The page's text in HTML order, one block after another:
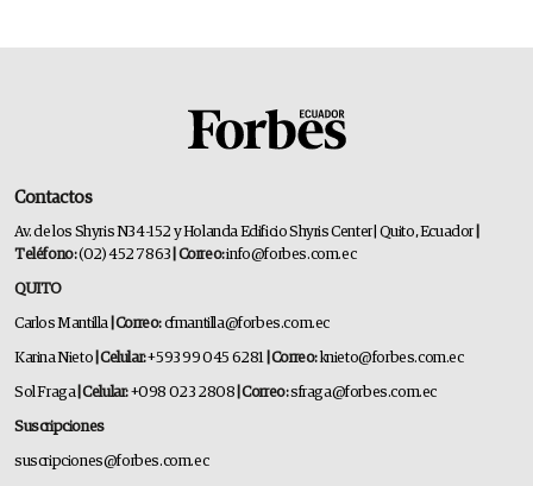
Contactos
Av. de los Shyris N34-152 y Holanda Edificio Shyris Center | Quito, Ecuador
Teléfono:(02) 452 7863 | Correo:info@forbes.com.ec
QUITO
Carlos Mantilla | Correo:cfmantilla@forbes.com.ec
Karina Nieto | Celular:+593 99 045 6281 | Correo: knieto@forbes.com.ec
Sol Fraga | Celular:+098 023 2808 | Correo:sfraga@forbes.com.ec
Suscripciones
suscripciones@forbes.com.ec